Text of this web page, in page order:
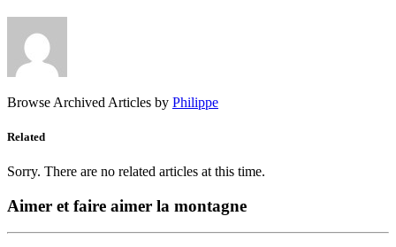
Browse Archived Articles by Philippe
Related
Sorry. There are no related articles at this time.
Aimer et faire aimer la montagne